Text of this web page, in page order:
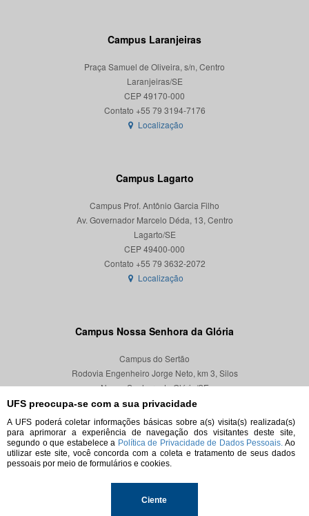
UFS preocupa-se com a sua privacidade
A UFS poderá coletar informações básicas sobre a(s) visita(s) realizada(s)
para aprimorar a experiência de navegação dos visitantes deste site,
segundo o que estabelece a Política de Privacidade de Dados Pessoais. Ao
utilizar este site, você concorda com a coleta e tratamento de seus dados
pessoais por meio de formulários e cookies.
Ciente
Campus Laranjeiras
Praça Samuel de Oliveira, s/n, Centro
Laranjeiras/SE
CEP 49170-000
Localização
Campus Lagarto
Campus Prof. Antônio Garcia Filho
Av. Governador Marcelo Déda, 13, Centro
Lagarto/SE
CEP 49400-000
Localização
Campus Nossa Senhora da Glória
Campus do Sertão
Rodovia Engenheiro Jorge Neto, km 3, Silos
Nossa Senhora da Glória/SE
CEP 49680-000
Localização
© 2026. Todos os direitos reservados.